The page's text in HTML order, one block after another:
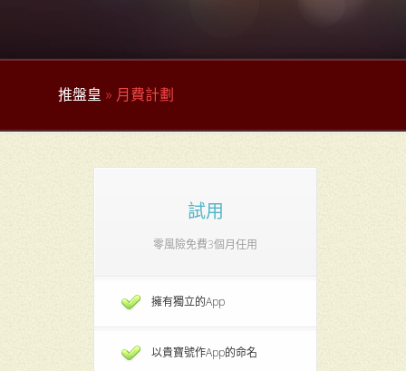
推盤皇 » 月費計劃
試用
零風險免費3個月任用
擁有獨立的App
以貴寶號作App的命名